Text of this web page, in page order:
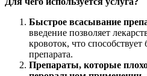
Быстрое всасывание
введение позволяет
кровоток, что
препарата.
Препараты, которые